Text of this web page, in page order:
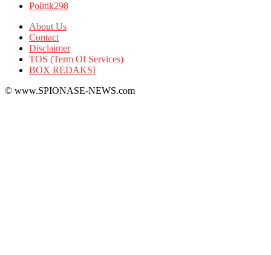
Politik298
About Us
Contact
Disclaimer
TOS (Term Of Services)
BOX REDAKSI
© www.SPIONASE-NEWS.com